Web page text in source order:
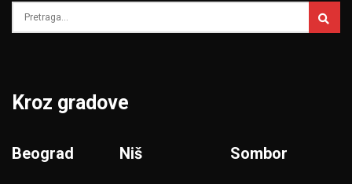
Kroz gradove
Beograd Niš Sombor